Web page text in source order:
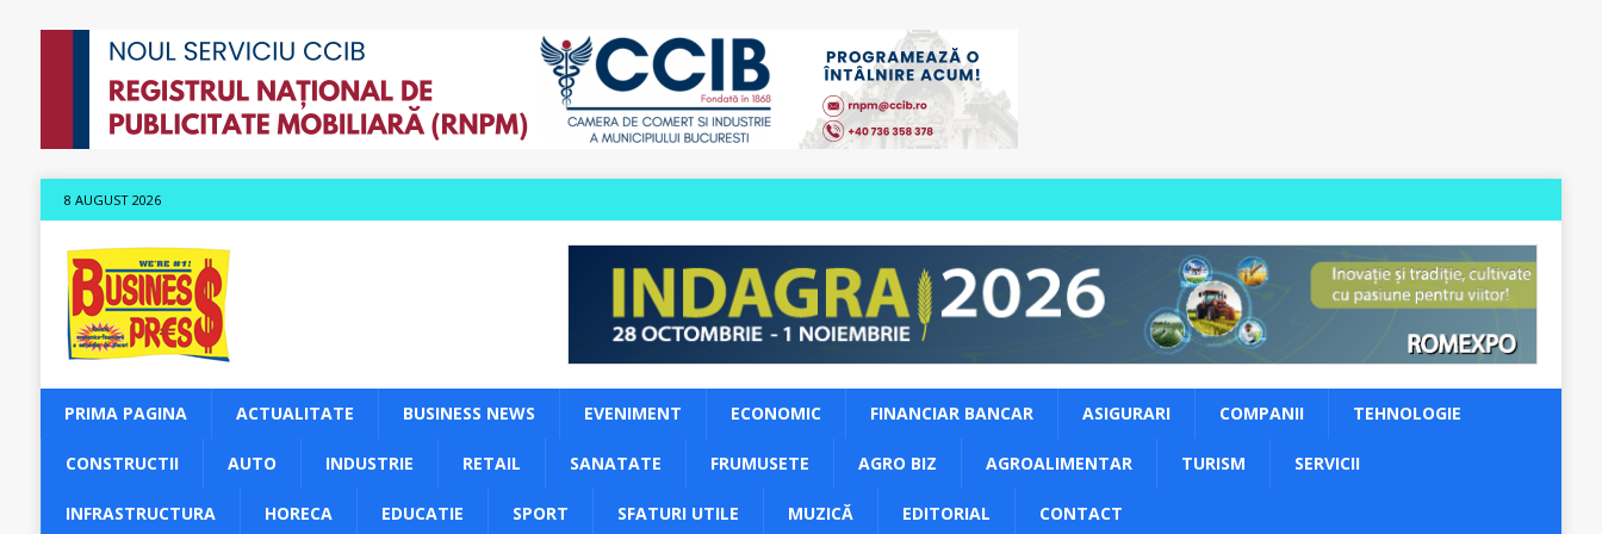
8 AUGUST 2026
PRIMA PAGINA ACTUALITATE BUSINESS NEWS EVENIMENT ECONOMIC FINANCIAR BANCAR ASIGURARI COMPANII TEHNOLOGIE
CONSTRUCTII AUTO INDUSTRIE RETAIL SANATATE FRUMUSETE AGRO BIZ AGROALIMENTAR TURISM SERVICII
INFRASTRUCTURA HORECA EDUCATIE SPORT SFATURI UTILE MUZICĂ EDITORIAL CONTACT